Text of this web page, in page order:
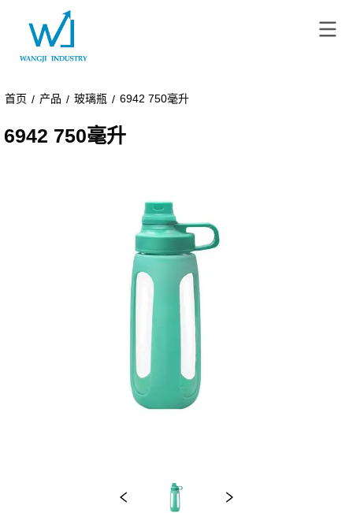
首页 / 产品 / 玻璃瓶 / 6942 750毫升
6942 750毫升